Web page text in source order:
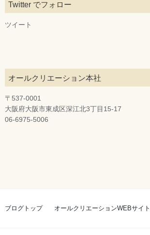
Twitter でフォロー
ツイート
オールクリエーション本社
〒537-0001
大阪府大阪市東成区深江北3丁目15-17
06-6975-5006
ブログトップ オールクリエーションWEBサイト